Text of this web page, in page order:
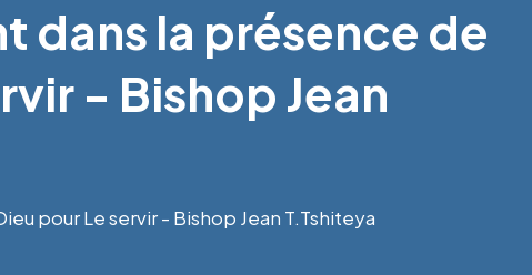
dans la présence de
- Bishop Jean
pour Le servir - Bishop Jean T.Tshiteya